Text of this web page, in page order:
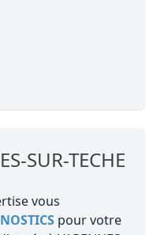
SUR-TECHE
vous
pour votre